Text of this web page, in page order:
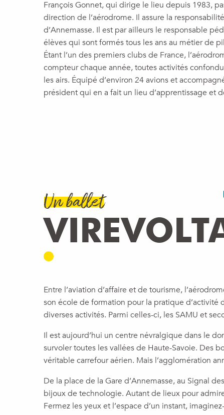
François Gonnet, qui dirige le lieu depuis 1983,
direction de l’aérodrome. Il assure la
d’Annemasse. Il est par ailleurs le responsable
élèves qui sont formés tous les ans au métier de
Étant l’un des premiers clubs de France,
compteur chaque année, toutes activités
les airs. Équipé d’environ 24 avions et
président qui en a fait un lieu d’apprentissage et
Un ballet
Entre l’aviation d’affaire et de tourisme,
son école de formation pour la pratique
diverses activités. Parmi celles-ci, les SAMU et
Il est aujourd’hui un centre névralgique dans le
survoler toutes les vallées de Haute-Savoie. Des
véritable carrefour aérien. Mais l’agglomération
De la place de la Gare d’Annemasse, au Signal
bijoux de technologie. Autant de lieux pour
Fermez les yeux et l’espace d’un instant,